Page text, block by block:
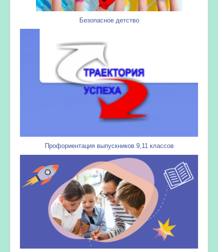
Безопасное детство
Профориентация выпускников 9,11 классов